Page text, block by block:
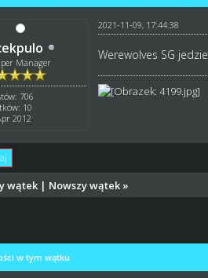
Manager
706
10
2012
2021-11-09, 17:44:38
Werewolves SG jedzie
wątek | Nowszy wątek »
w tym wątku